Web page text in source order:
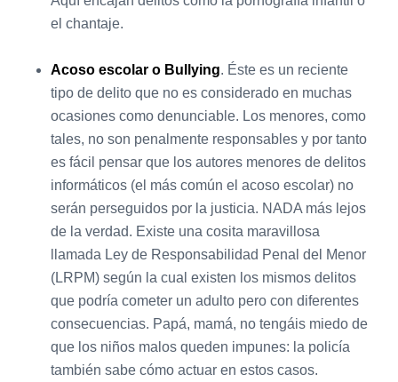
el chantaje.
Acoso escolar o Bullying. Éste es un reciente
tipo de delito que no es considerado en muchas
ocasiones como denunciable. Los menores, como
tales, no son penalmente responsables y por tanto
es fácil pensar que los autores menores de delitos
informáticos (el más común el acoso escolar) no
serán perseguidos por la justicia. NADA más lejos
de la verdad. Existe una cosita maravillosa
llamada Ley de Responsabilidad Penal del Menor
(LRPM) según la cual existen los mismos delitos
que podría cometer un adulto pero con diferentes
consecuencias. Papá, mamá, no tengáis miedo de
que los niños malos queden impunes: la policía
también sabe cómo actuar en estos casos.